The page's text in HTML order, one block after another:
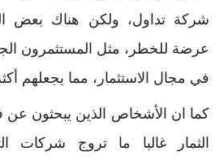
شركة تداول، ولكن هناك بعض
عرضة للخطر، مثل المستثمرون
في مجال الاستثمار، مما يجعلهم
كما ان الأشخاص الذين يبحثون
الثمار غالبا ما تروج شركات